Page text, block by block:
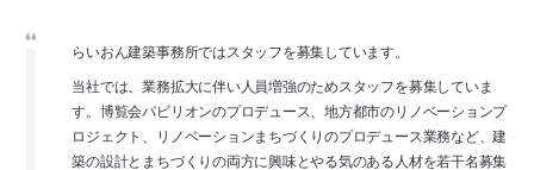
らいおん建築事務所ではスタッフを募集しています。
当社では、業務拡大に伴い人員増強のためスタッフを募集していま
す。博覧会パビリオンのプロデュース、地方都市のリノベーションプ
ロジェクト、リノベーションまちづくりのプロデュース業務など、建
築の設計とまちづくりの両方に興味とやる気のある人材を若干名募集